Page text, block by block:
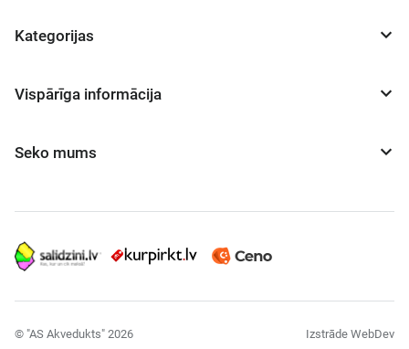
Kategorijas
Vispārīga informācija
Seko mums
© "AS Akvedukts" 2026 Izstrāde WebDev